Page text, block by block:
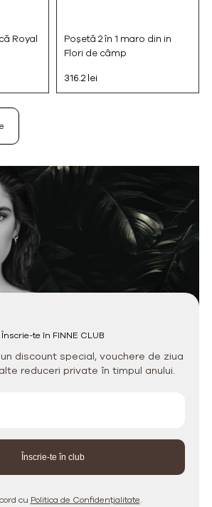
Royal
Poșetă 2 în 1 maro din in
Flori de câmp
316.2 lei
Înscrie-te în FINNE CLUB
discount special, vouchere de ziua
reduceri private în timpul anului.
cu Politica de Confidențialitate.